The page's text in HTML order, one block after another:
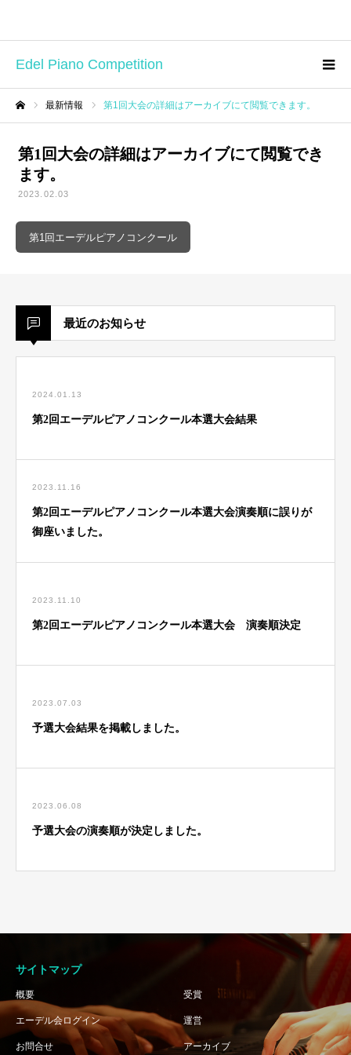
Edel Piano Competition
最新情報 第1回大会の詳細はアーカイブにて閲覧できます。
第1回大会の詳細はアーカイブにて閲覧でき
ます。
2023.02.03
第1回エーデルピアノコンクール
最近のお知らせ
2024.01.13
第2回エーデルピアノコンクール本選大会結果
2023.11.16
第2回エーデルピアノコンクール本選大会演奏順に誤りが
御座いました。
2023.11.10
第2回エーデルピアノコンクール本選大会 演奏順決定
2023.07.03
予選大会結果を掲載しました。
2023.06.08
予選大会の演奏順が決定しました。
サイトマップ
概要 受賞
エーデル会ログイン 運営
お問合せ アーカイブ